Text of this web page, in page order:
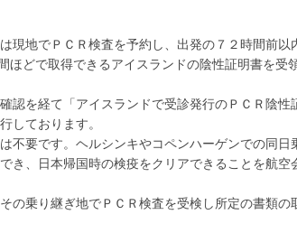
現地でＰＣＲ検査を予約し、出発の７２時間前以
どで取得できるアイスランドの陰性証明書を受
認を経て「アイスランドで受診発行のＰＣＲ陰性
しております。
不要です。ヘルシンキやコペンハーゲンでの同日
き、日本帰国時の検疫をクリアできることを航空
の乗り継ぎ地でＰＣＲ検査を受検し所定の書類の